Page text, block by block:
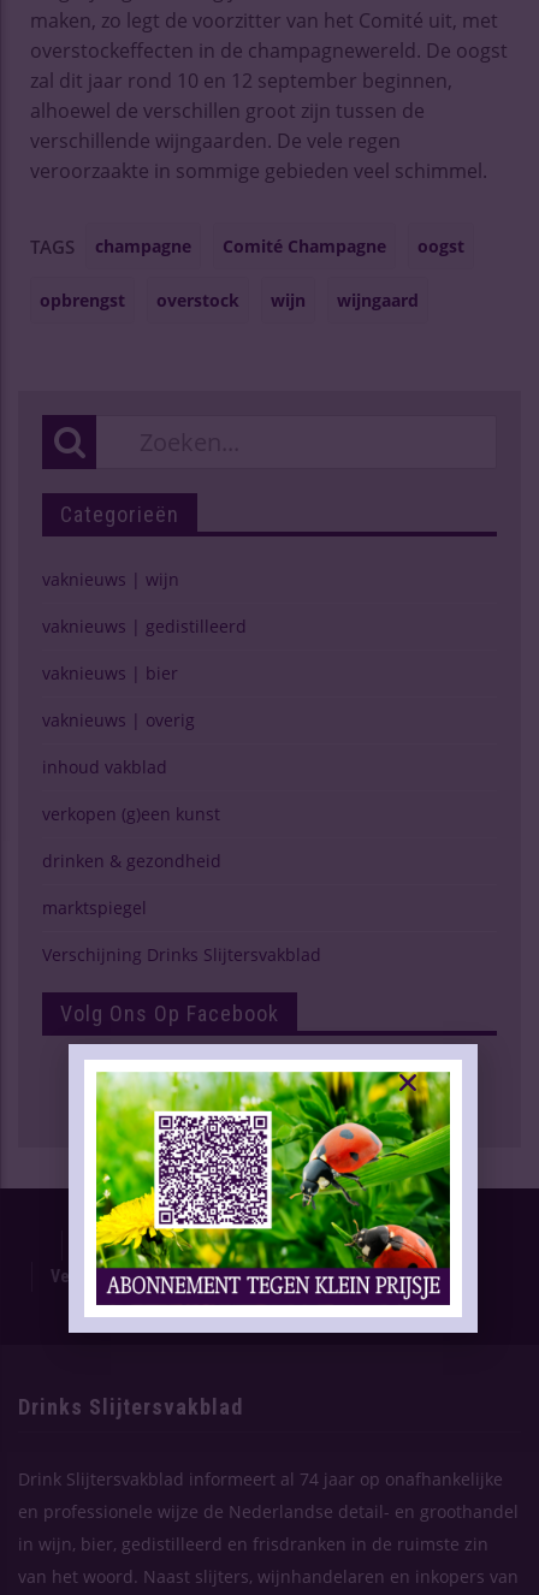
maken, zo legt de voorzitter van het Comité uit, met
overstockeffecten in de champagnewereld. De oogst
zal dit jaar rond 10 en 12 september beginnen,
alhoewel de verschillen groot zijn tussen de
verschillende wijngaarden. De vele regen
veroorzaakte in sommige gebieden veel schimmel.
TAGS champagne Comité Champagne oogst
opbrengst overstock wijn wijngaard
Categorieën
vaknieuws | wijn
vaknieuws | gedistilleerd
vaknieuws | bier
vaknieuws | overig
inhoud vakblad
verkopen (g)een kunst
drinken & gezondheid
marktspiegel
Verschijning Drinks Slijtersvakblad
Volg Ons Op Facebook
Proefnummer
Oplage & Verspreiding
Advertentietarieven
Technische Gegevens
Verschijning Drinks Slijtersvakblad
Themaplanning
Contact
Drinks Slijtersvakblad
Drink Slijtersvakblad informeert al 74 jaar op onafhankelijke
en professionele wijze de Nederlandse detail- en groothandel
in wijn, bier, gedistilleerd en frisdranken in de ruimste zin
van het woord. Naast slijters, wijnhandelaren en inkopers van